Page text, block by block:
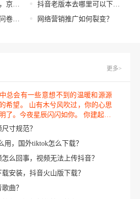
哪看？
布视频）
抖音老版本去哪里可以下载，抖音老版本2020去哪下载？
网络营销推广如何裂变？
更多>
总会有一些意想不到的温暖和源源
希望。 山有木兮风吹过，你的心思
了。今夜星辰闪闪如你。 你建起…
寸规范？
用，国外tiktok怎么下载？
么回事，视频无法上传抖音？
安装，抖音火山版下载？
曲？